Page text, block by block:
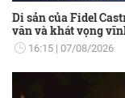
Di sản của Fidel
văn và khát vọng
16:15 07/08/2026